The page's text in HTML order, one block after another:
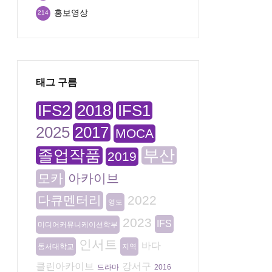
홍보영상
214
태그 구름
IFS2 2018 IFS1
2025 2017 MOCA
졸업작품 2019 부산
모카 아카이브
다큐멘터리
영도 2022
미디어커뮤니케이션학부 2023 IFS
동서대학교 인서트 지역
바다
클린아카이브
드라마 강서구 2016